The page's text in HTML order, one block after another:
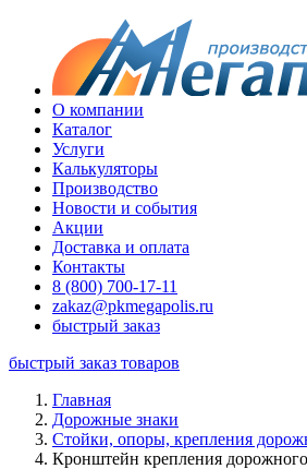
О компании
Каталог
Услуги
Калькуляторы
Производство
Новости и события
Акции
Доставка и оплата
Контакты
8 (800) 700-17-11
zakaz@pkmegapolis.ru
быстрый заказ
быстрый заказ товаров
Главная
Дорожные знаки
Стойки, опоры, крепления
Кронштейн крепления